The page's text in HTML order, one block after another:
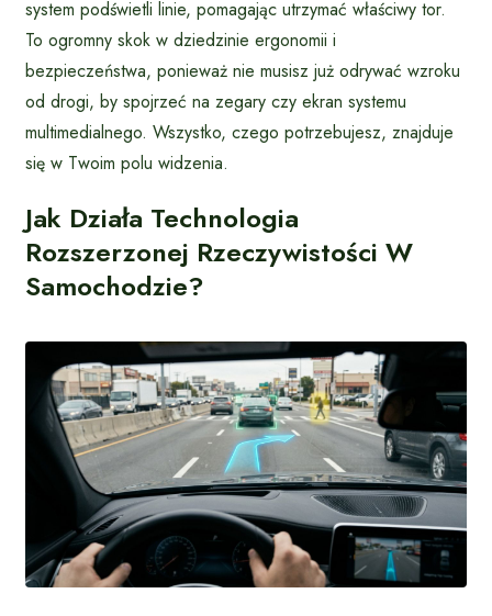
system podświetli linie, pomagając utrzymać właściwy tor.
To ogromny skok w dziedzinie ergonomii i
bezpieczeństwa, ponieważ nie musisz już odrywać wzroku
od drogi, by spojrzeć na zegary czy ekran systemu
multimedialnego. Wszystko, czego potrzebujesz, znajduje
się w Twoim polu widzenia.
Jak Działa Technologia
Rozszerzonej Rzeczywistości W
Samochodzie?